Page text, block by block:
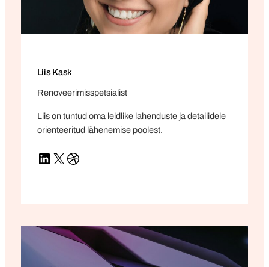
Liis Kask
Renoveerimisspetsialist
Liis on tuntud oma leidlike lahenduste ja detailidele
orienteeritud lähenemise poolest.
LinkedIn X Dribbble